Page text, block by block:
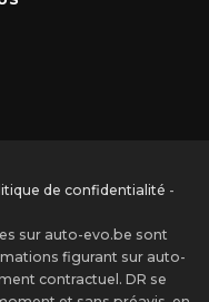
de confidentialité -
sur auto-evo.be sont
figurant sur auto-
contractuel. DR se